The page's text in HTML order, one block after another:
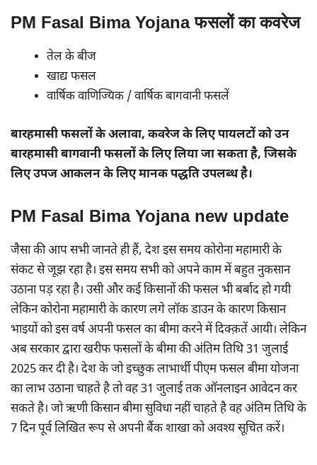
PM Fasal Bima Yojana फसलों का कवरेज
तेल के बीज
खाद्य फसल
वार्षिक वाणिज्यिक / वार्षिक बागवानी फसलें
बारहमासी फसलों के अलावा, कवरेज के लिए पायलटों को उन
बारहमासी बागवानी फसलों के लिए लिया जा सकता है, जिसके
लिए उपज आकलन के लिए मानक पद्धति उपलब्ध है।
PM Fasal Bima Yojana new update
जैसा की आप सभी जानते ही हैं, देश इस समय कोरोना महामारी के
संकट से जूझ रहा है। इस समय सभी को अपने काम में बहुत नुकसान
उठाना पड़ रहा है। उसी और कई किसानों की फसल भी बर्बाद हो गयी
लेकिन कोरोना महामारी के कारण लगे लॉक डाउन के कारण किसान
भाइयों को इस वर्ष अपनी फसल का बीमा करने में दिक्क़तें आयी। लेकिन
अब सरकार द्वारा खरीफ फसलों के बीमा की अंतिम तिथि 31 जुलाई
2025 कर दी है। देश के जो इच्छुक लाभार्थी पीएम फसल बीमा योजना
का लाभ उठाना चाहते है तो वह 31 जुलाई तक ऑनलाइन आवेदन कर
सकते है। जो ऋणी किसान बीमा सुविधा नहीं चाहते है वह अंतिम तिथि के
7 दिन पूर्व लिखित रूप से अपनी बैंक शाखा को अवश्य सूचित करें।